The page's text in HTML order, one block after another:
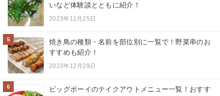
いなど体験談とともに紹介！
2023年11月25日
5
焼き鳥の種類・名前を部位別に一覧で！野菜串のお
すすめも紹介！
2023年12月29日
6
ビッグボーイのテイクアウトメニュー一覧！おすす